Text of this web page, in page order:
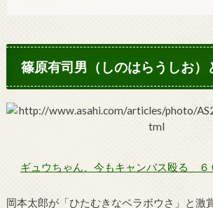
篠原有司男（しのはらうしお）
ギュウちゃん、今もキャンバス殴る ６
岡本太郎が「ひたむきなベラボウさ」と激